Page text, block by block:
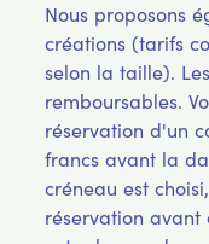
Nous proposons
créations (tarifs
selon la taille).
remboursables.
réservation d'un
francs avant la
créneau est
réservation